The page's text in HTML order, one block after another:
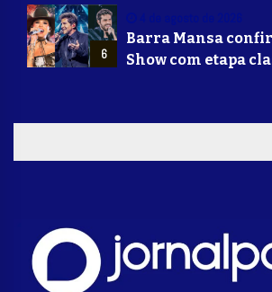
6
Barra Mansa
Show com etapa